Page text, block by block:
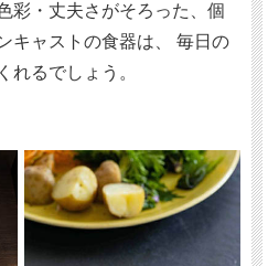
彩・丈夫さがそろった、個
キャストの食器は、 毎日の
れるでしょう。